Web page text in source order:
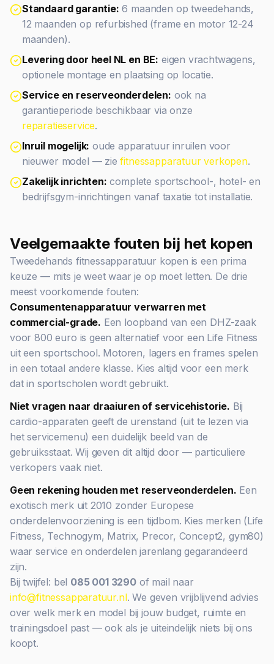
Standaard garantie: 6 maanden op tweedehands,
12 maanden op refurbished (frame en motor 12-24
maanden).
Levering door heel NL en BE: eigen vrachtwagens,
optionele montage en plaatsing op locatie.
Service en reserveonderdelen: ook na
garantieperiode beschikbaar via onze
reparatieservice.
Inruil mogelijk: oude apparatuur inruilen voor
nieuwer model — ziefitnessapparatuur verkopen.
Zakelijk inrichten: complete sportschool-, hotel- en
bedrijfsgym-inrichtingen vanaf taxatie tot installatie.
Veelgemaakte fouten bij het kopen
Tweedehands fitnessapparatuur kopen is een prima
keuze — mits je weet waar je op moet letten. De drie
meest voorkomende fouten:
Consumentenapparatuur verwarren met
commercial-grade. Een loopband van een DHZ-zaak
voor 800 euro is geen alternatief voor een Life Fitness
uit een sportschool. Motoren, lagers en frames spelen
in een totaal andere klasse. Kies altijd voor een merk
dat in sportscholen wordt gebruikt.
Niet vragen naar draaiuren of servicehistorie. Bij
cardio-apparaten geeft de urenstand (uit te lezen via
het servicemenu) een duidelijk beeld van de
gebruiksstaat. Wij geven dit altijd door — particuliere
verkopers vaak niet.
Geen rekening houden met reserveonderdelen. Een
exotisch merk uit 2010 zonder Europese
onderdelenvoorziening is een tijdbom. Kies merken (Life
Fitness, Technogym, Matrix, Precor, Concept2, gym80)
waar service en onderdelen jarenlang gegarandeerd
zijn.
Bij twijfel: bel 085 001 3290of mail naar
info@fitnessapparatuur.nl. We geven vrijblijvend advies
over welk merk en model bij jouw budget, ruimte en
trainingsdoel past — ook als je uiteindelijk niets bij ons
koopt.